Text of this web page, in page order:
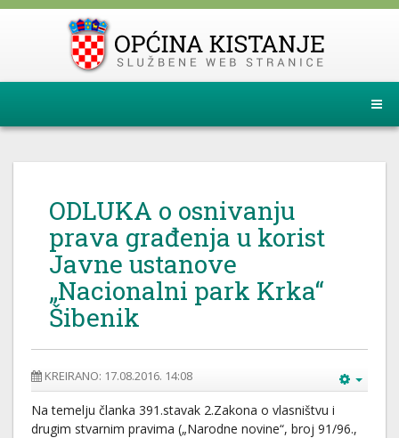
ODLUKA o osnivanju
prava građenja u korist
Javne ustanove
„Nacionalni park Krka“
Šibenik
KREIRANO: 17.08.2016. 14:08
Na temelju članka 391.stavak 2.Zakona o vlasništvu i
drugim stvarnim pravima („Narodne novine“, broj 91/96.,